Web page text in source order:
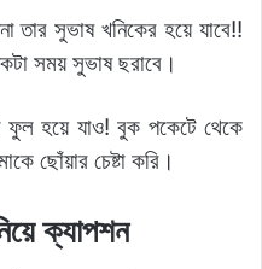
তার সুভাষ খনিকের হয়ে যাবে!!
সময় সুভাষ ছরাবে।
হয়ে যাও! বুক পকেটে থেকে
ছোঁয়ার চেষ্টা করি।
ক্যাপশন